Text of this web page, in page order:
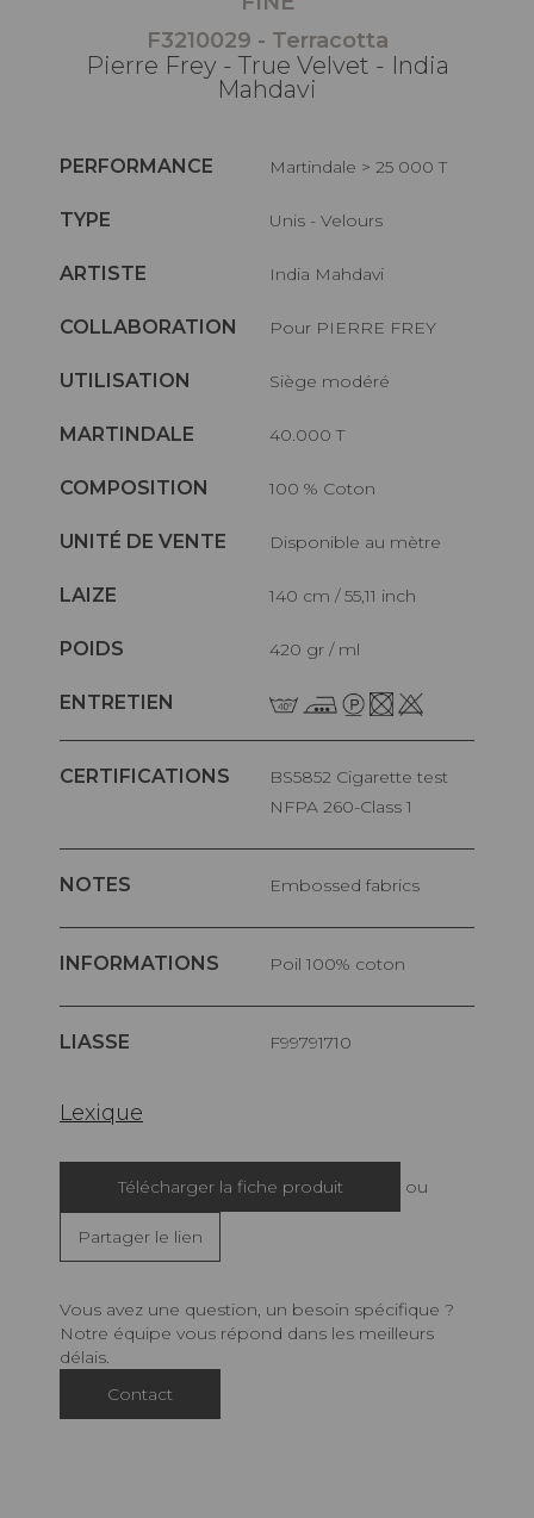
F3210029 - Terracotta
Pierre Frey - True Velvet - India
Mahdavi
PERFORMANCE Martindale > 25 000 T
TYPE Unis - Velours
ARTISTE India Mahdavi
COLLABORATION Pour PIERRE FREY
UTILISATION Siège modéré
MARTINDALE 40.000 T
COMPOSITION 100 % Coton
UNITÉ DE VENTE Disponible au mètre
LAIZE 140 cm / 55,11 inch
POIDS 420 gr / ml
ENTRETIEN
CERTIFICATIONS
BS5852 Cigarette test
NFPA 260-Class 1
NOTES Embossed fabrics
INFORMATIONS Poil 100% coton
LIASSE F99791710
Lexique
Télécharger la fiche produit ou
Partager le lien
Vous avez une question, un besoin spécifique ?
Notre équipe vous répond dans les meilleurs
délais.
Contact